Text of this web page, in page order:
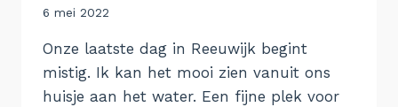
Door
6 mei 2022
Onze laatste dag in Reeuwijk begint
mistig. Ik kan het mooi zien vanuit ons
huisje aan het water. Een fijne plek voor